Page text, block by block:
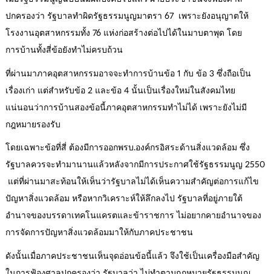
ปกครองว่า รัฐบาลทำผิดรัฐธรรมนูญมาตรา 67 เพราะยังอนุญาตให้
โรงงานอุตสาหกรรมทั้ง 76 แห่งก่อสร้างต่อไปได้ในมาบตาพุด โดย
การบ้านทั้งสี่ข้อยังทำไม่ครบถ้วน
ที่ผ่านมาภาคอุตสาหกรรมอาจจะทำการบ้านข้อ 1 กับ ข้อ 3 ซึ่งถือเป็น
เรื่องเก่า แต่สำหรับข้อ 2 และข้อ 4 นั้นเป็นเรื่องใหม่ในสังคมไทย
แน่นอนว่าการบ้านสองข้อนี้ภาคอุตสาหกรรมทำไม่ได้ เพราะยังไม่มี
กฎหมายรองรับ
โดยเฉพาะข้อที่สี่ ต้องมีการออกพรบ.องค์กรอิสระด้านสิ่งแวดล้อม ซึ่ง
รัฐบาลควรจะทำมานานแล้วหลังจากมีการประกาศใช้รัฐธรรมนูญ 2550
แต่ที่ผ่านมาสะท้อนให้เห็นว่ารัฐบาลไม่ได้เห็นความสำคัญต่อการแก้ไข
ปัญหาสิ่งแวดล้อม หรือหากวิเคราะห์ให้ลึกลงไป รัฐบาลที่อยู่ภายใต้
อำนาจของบรรดาเทคโนแครตและข้าราชการ ไม่อยากคายอำนาจของ
การจัดการปัญหาสิ่งแวดล้อมมาให้กับภาคประชาชน
ดังนั้นเมื่อภาคประชาชนเห็นจุดอ่อนข้อนี้แล้ว จึงใช้เป็นเครื่องมือสำคัญ